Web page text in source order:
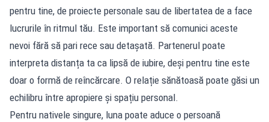
pentru tine, de proiecte personale sau de libertatea de a face
lucrurile în ritmul tău. Este important să comunici aceste
nevoi fără să pari rece sau detașată. Partenerul poate
interpreta distanța ta ca lipsă de iubire, deși pentru tine este
doar o formă de reîncărcare. O relație sănătoasă poate găsi un
echilibru între apropiere și spațiu personal.
Pentru nativele singure, luna poate aduce o persoană